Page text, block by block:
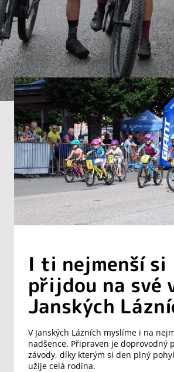
I ti nejmenší si
přijdou na své
Janských
V Janských Lázních myslíme i na
nadšence. Připraven je doprovodný
závody, díky kterým si den plný
užije celá rodina.